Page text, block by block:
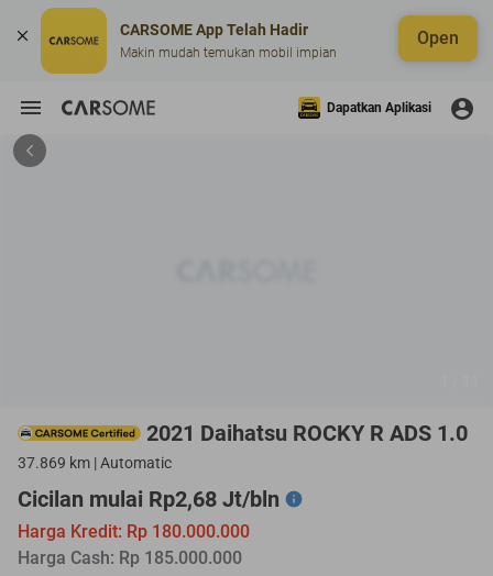
CARSOME App Telah Hadir
Makin mudah temukan mobil impian
Open
Dapatkan Aplikasi
2021 Daihatsu ROCKY R ADS 1.0
37.869 km | Automatic
Cicilan mulai Rp2,68 Jt/bln
Harga Kredit: Rp 180.000.000
Harga Cash: Rp 185.000.000